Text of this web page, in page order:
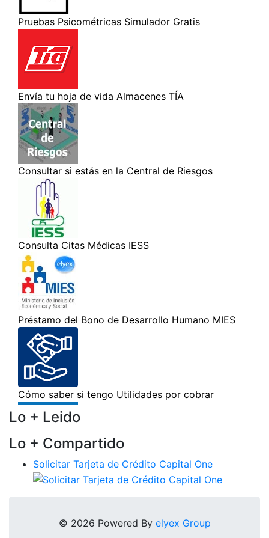
Lo + Leido
Lo + Compartido
Solicitar Tarjeta de Crédito Capital One
© 2026 Powered By elyex Group